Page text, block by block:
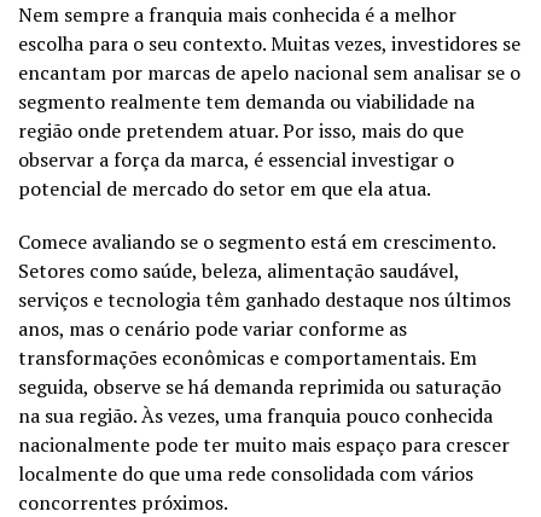
Nem sempre a franquia mais conhecida é a melhor
escolha para o seu contexto. Muitas vezes, investidores se
encantam por marcas de apelo nacional sem analisar se o
segmento realmente tem demanda ou viabilidade na
região onde pretendem atuar. Por isso, mais do que
observar a força da marca, é essencial investigar o
potencial de mercado do setor em que ela atua.
Comece avaliando se o segmento está em crescimento.
Setores como saúde, beleza, alimentação saudável,
serviços e tecnologia têm ganhado destaque nos últimos
anos, mas o cenário pode variar conforme as
transformações econômicas e comportamentais. Em
seguida, observe se há demanda reprimida ou saturação
na sua região. Às vezes, uma franquia pouco conhecida
nacionalmente pode ter muito mais espaço para crescer
localmente do que uma rede consolidada com vários
concorrentes próximos.